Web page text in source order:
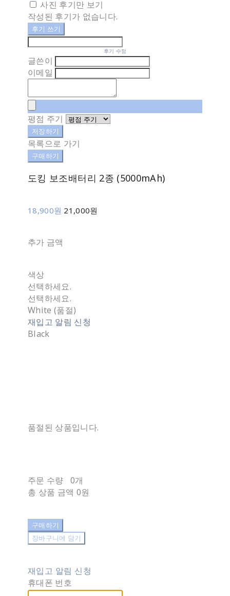
사진 후기만 보기
작성된 후기가 없습니다.
후기 쓰기
후기 수정
글쓴이
이메일
평점 주기
저장하기
목록으로 가기
구매하기
도킹 보조배터리 2종 (5000mAh)
18,900원 21,000원
추가 금액
색상
선택하세요.
선택하세요.
White (품절)
재입고 알림 신청
Black
품절된 상품입니다.
주문 수량
0개
총 상품 금액 0원
구매하기
장바구니에 담기
재입고 알림 신청
휴대폰 번호